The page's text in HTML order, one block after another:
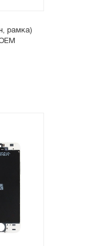
рамка)